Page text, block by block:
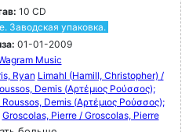
10 CD
Заводская упаковка.
01-01-2009
Music
Ryan Limahl (Hamill, Christopher) /
Demis (Αρτέμιος Ρούσσος);
Demis (Αρτέμιος Ρούσσος);
Groscolas, Pierre / Groscolas, Pierre